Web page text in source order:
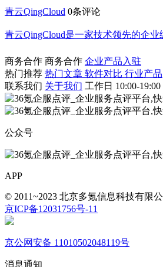
青云QingCloud 0条评论
青云QingCloud是一家技术领先的企
商务合作 商务合作 企业产品入驻
热门推荐 热门文章 软件对比 行业产品
联系我们 关于我们 工作日 10:00-19:00
公众号
APP
© 2011~2023 北京多氪信息科技有限公
京ICP备12031756号-11
京公网安备 11010502048119号
消息通知